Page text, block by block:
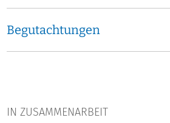
Begutachtungen
IN ZUSAMMENARBEIT